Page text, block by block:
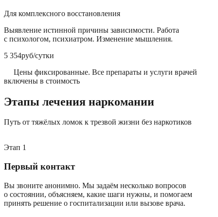
Для комплексного восстановления
Выявление истинной причины зависимости. Работа
с психологом, психиатром. Изменение мышления.
5 354руб/сутки
Цены фиксированные. Все препараты и услуги врачей
включены в стоимость
Этапы лечения наркомании
Путь от тяжёлых ломок к трезвой жизни без наркотиков
Этап 1
Первый контакт
Вы звоните анонимно. Мы задаём несколько вопросов
о состоянии, объясняем, какие шаги нужны, и помогаем
принять решение о госпитализации или вызове врача.